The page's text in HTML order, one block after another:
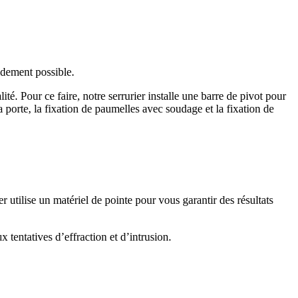
possible.
Pour ce faire, notre serrurier installe une barre de pivot pour
la fixation de paumelles avec soudage et la fixation de
utilise un matériel de pointe pour vous garantir des résultats
tentatives d’effraction et d’intrusion.